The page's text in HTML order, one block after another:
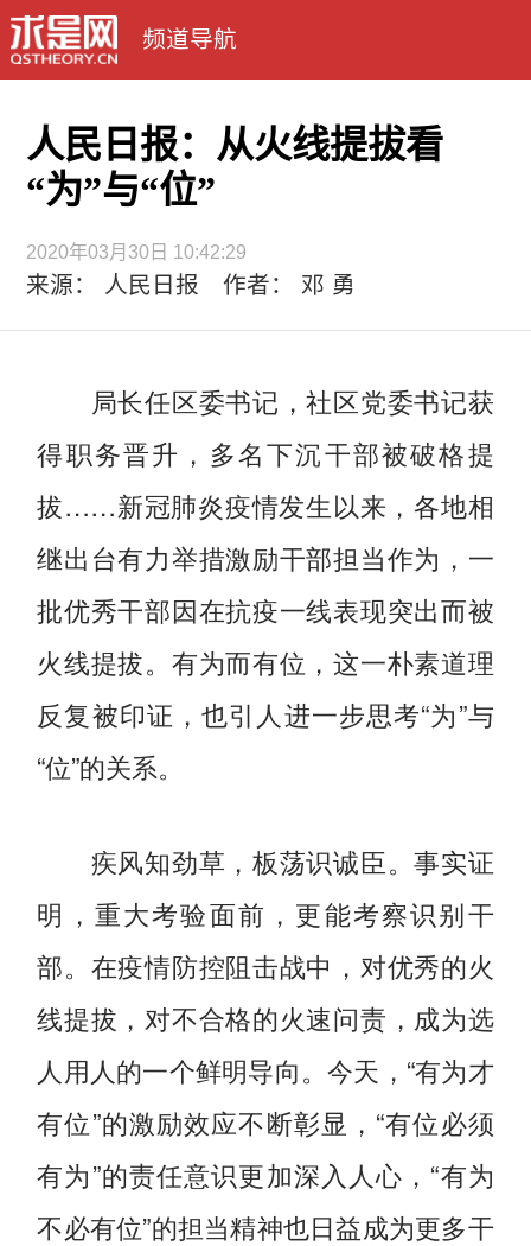
频道导航
人民日报：从火线提拔看
“为”与“位”
2020年03月30日 10:42:29
来源： 人民日报 作者： 邓 勇
局长任区委书记，社区党委书记获
得职务晋升，多名下沉干部被破格提
拔……新冠肺炎疫情发生以来，各地相
继出台有力举措激励干部担当作为，一
批优秀干部因在抗疫一线表现突出而被
火线提拔。有为而有位，这一朴素道理
反复被印证，也引人进一步思考“为”与
“位”的关系。
疾风知劲草，板荡识诚臣。事实证
明，重大考验面前，更能考察识别干
部。在疫情防控阻击战中，对优秀的火
线提拔，对不合格的火速问责，成为选
人用人的一个鲜明导向。今天，“有为才
有位”的激励效应不断彰显，“有位必须
有为”的责任意识更加深入人心，“有为
不必有位”的担当精神也日益成为更多干